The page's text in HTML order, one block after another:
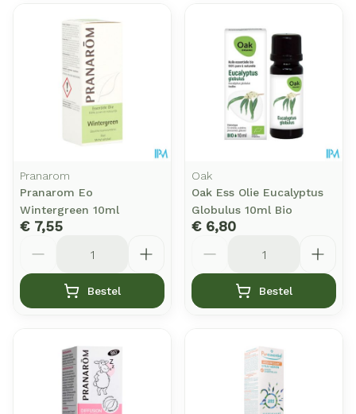
Pranarom
Pranarom Eo
Wintergreen 10ml
€ 7,55
Bestel
Oak
Oak Ess Olie Eucalyptus
Globulus 10ml Bio
€ 6,80
Bestel